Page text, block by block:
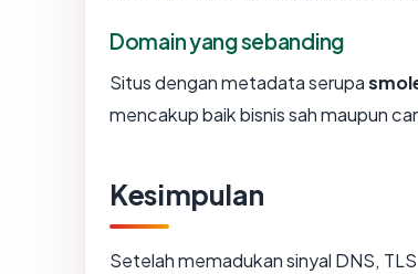
Domain yang sebanding
Situs dengan metadata serupa
mencakup baik bisnis sah maupun
Kesimpulan
Setelah memadukan sinyal DNS,